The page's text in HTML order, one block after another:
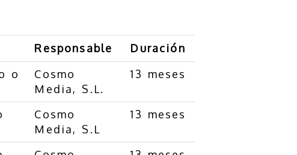
Responsable
Duración
o
Cosmo
Media, S.L.
13 meses
Cosmo
Media, S.L
13 meses